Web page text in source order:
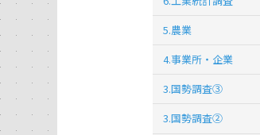
5.農業
4.事業所・企業
3.国勢調査③
3.国勢調査②